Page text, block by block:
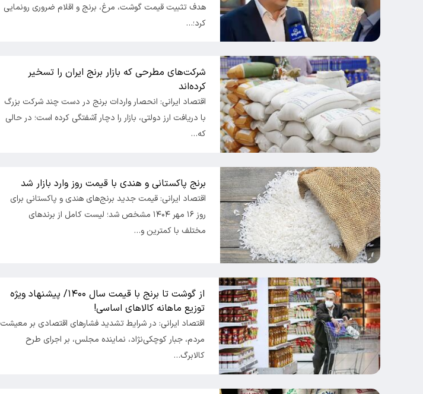
هدف تثبیت قیمت گوشت، مرغ، برنج و اقلام ضروری رونمایی
کرد؛…
شرکت‌های مطرحی که بازار برنج ایران را تسخیر
کرده‌اند
اقتصاد ایرانی: انحصار واردات برنج در دست چند شرکت بزرگ
با دریافت ارز دولتی، بازار را دچار آشفتگی کرده است؛ در حالی
که…
برنج پاکستانی و هندی با قیمت روز وارد بازار شد
اقتصاد ایرانی: قیمت جدید برنج‌های هندی و پاکستانی برای
روز ۱۶ مهر ۱۴۰۴ مشخص شد؛ لیست کامل از برندهای
مختلف با کمترین و…
از گوشت تا برنج با قیمت سال ۱۴۰۰/ پیشنهاد ویژه
توزیع ماهانه کالاهای اساسی!
اقتصاد ایرانی: در شرایط تشدید فشارهای اقتصادی بر معیشت
مردم، جبار کوچکی‌نژاد، نماینده مجلس، بر اجرای طرح
کالابرگ…